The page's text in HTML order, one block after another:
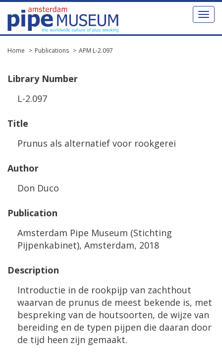
Toggle
Home Publications APM L-2.097
Library Number
L-2.097
Title
Prunus als alternatief voor rookgerei
Author
Don Duco
Publication
Amsterdam Pipe Museum (Stichting
Pijpenkabinet), Amsterdam, 2018
Description
Introductie in de rookpijp van zachthout
waarvan de prunus de meest bekende is, met
bespreking van de houtsoorten, de wijze van
bereiding en de typen pijpen die daaran door
de tijd heen zijn gemaakt.